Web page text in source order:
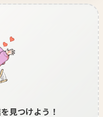
見つけよう！